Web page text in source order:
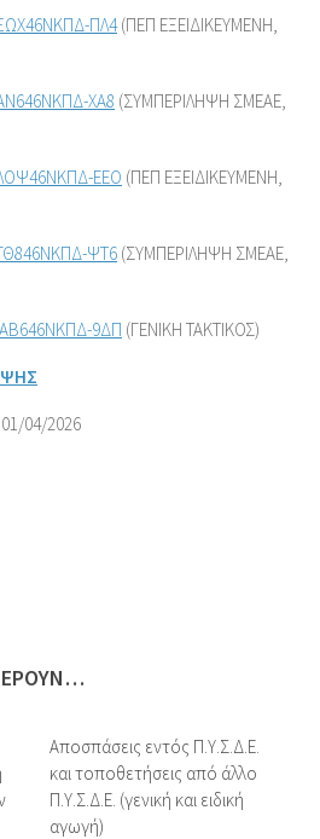
ΠΛ4(ΠΕΠ ΕΞΕΙΔΙΚΕΥΜΕΝΗ,
ΧΑ8 (ΣΥΜΠΕΡΙΛΗΨΗ ΣΜΕΑΕ,
ΕΕΟ (ΠΕΠ ΕΞΕΙΔΙΚΕΥΜΕΝΗ,
ΨΤ6 (ΣΥΜΠΕΡΙΛΗΨΗ ΣΜΕΑΕ,
9ΔΠ (ΓΕΝΙΚΗ ΤΑΚΤΙΚΟΣ)
04/2026
Αποσπάσεις εντός Π.Υ.Σ.Δ.Ε.
και τοποθετήσεις από άλλο
Π.Υ.Σ.Δ.Ε. (γενική και ειδική
αγωγή)